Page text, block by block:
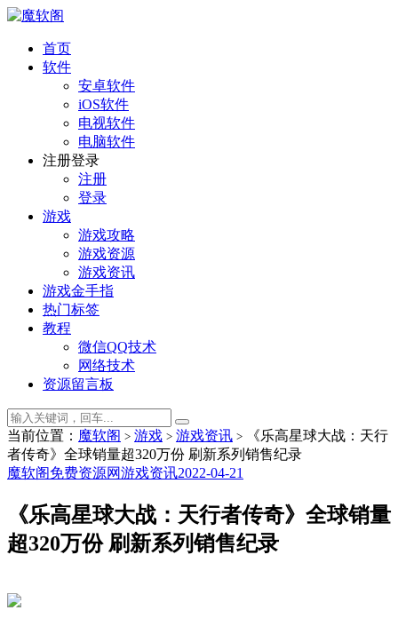
首页
软件
安卓软件
iOS软件
电视软件
电脑软件
注册登录
注册
登录
游戏
游戏攻略
游戏资源
游戏资讯
游戏金手指
热门标签
教程
微信QQ技术
网络技术
资源留言板
当前位置： 魔软阁 > 游戏 > 游戏资讯 > 《乐高星球大战：天行
者传奇》全球销量超320万份 刷新系列销售纪录
魔软阁免费资源网游戏资讯2022-04-21
《乐高星球大战：天行者传奇》全球销量
超320万份 刷新系列销售纪录